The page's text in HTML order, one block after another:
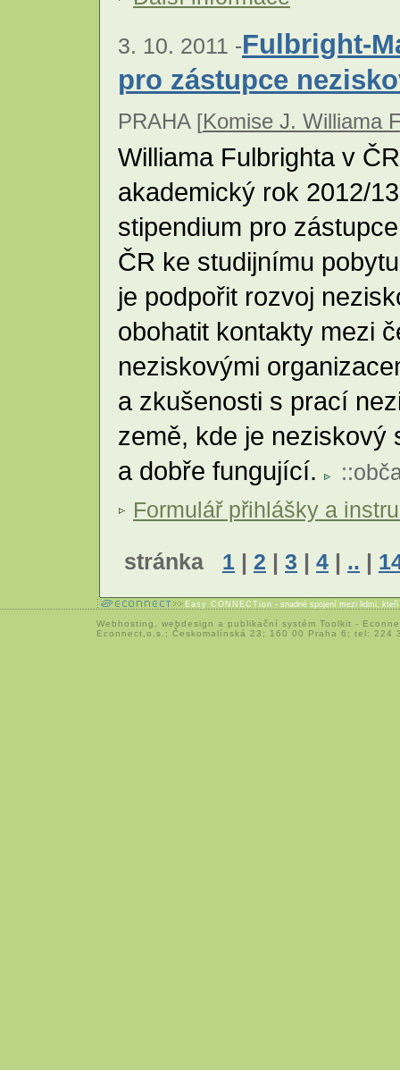
3. 10. 2011 -Fulbright-
pro zástupce
PRAHA [Komise J. Williama
Williama Fulbrighta v
akademický rok 2012/
stipendium pro
ČR ke studijnímu
je podpořit rozvoj
obohatit kontakty mezi
neziskovými
a zkušenosti s prací
země, kde je neziskový
a dobře fungující.
::
Formulář přihlášky a
stránka 1 | 2 | 3 | 4 | .. |
Easy CONNECTion - snadné spojení mezi lidmi,
Webhosting webdesign a publikační systém Toolkit -
Econnect,o.s.; Českomalínská 23; 160 00 Praha 6; tel: 224